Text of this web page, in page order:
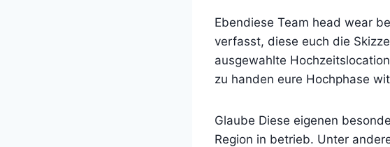
Ebendiese Team head wear
verfasst, diese euch die
ausgewahlte
zu handen eure Hochphase
Glaube Diese eigenen
Region in betrieb. Unter